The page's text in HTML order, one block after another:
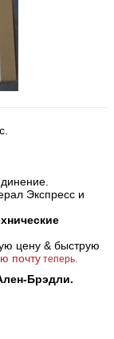
Экспресс и
цену & быструю
почту теперь.
Брэдли.